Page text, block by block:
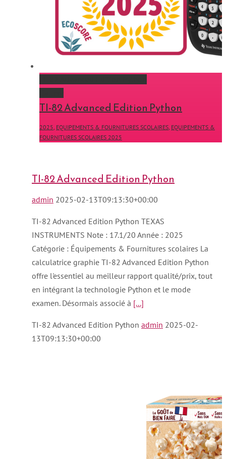
TI-82 Advanced Edition Python
2025 EQUIPEMENTS & FOURNITURES SCOLAIRES EQUIPEMENTS &
FOURNITURES SCOLAIRES 2025
TI-82 Advanced Edition Python
admin 2025-02-13T09:13:30+00:00
TI-82 Advanced Edition Python TEXAS
INSTRUMENTS Note : 17.1/20 Année : 2025
Catégorie : Équipements & Fournitures scolaires La
calculatrice graphie TI-82 Advanced Edition Python
offre l'essentiel au meilleur rapport qualité/prix, tout
en intégrant la technologie Python et le mode
examen. Désormais associé à [...]
TI-82 Advanced Edition Python admin 2025-02-
13T09:13:30+00:00